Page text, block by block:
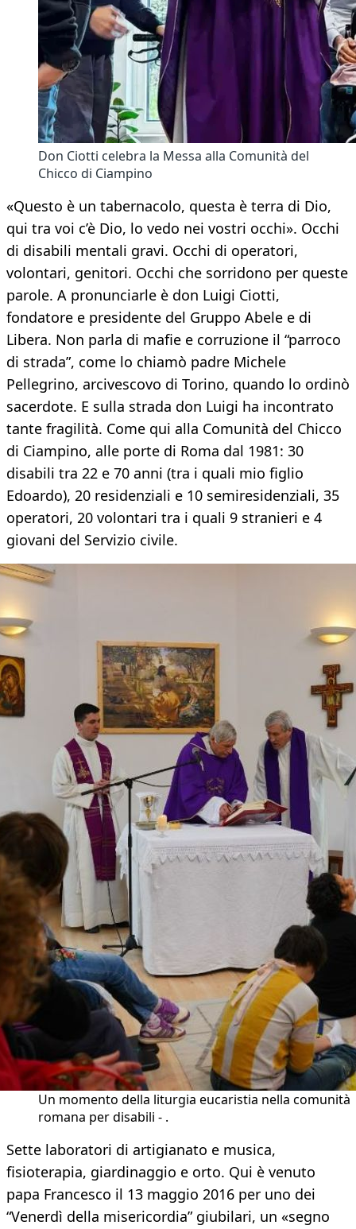
Don Ciotti celebra la Messa alla Comunità del
Chicco di Ciampino
«Questo è un tabernacolo, questa è terra di Dio,
qui tra voi c’è Dio, lo vedo nei vostri occhi». Occhi
di disabili mentali gravi. Occhi di operatori,
volontari, genitori. Occhi che sorridono per queste
parole. A pronunciarle è don Luigi Ciotti,
fondatore e presidente del Gruppo Abele e di
Libera. Non parla di mafie e corruzione il “parroco
di strada”, come lo chiamò padre Michele
Pellegrino, arcivescovo di Torino, quando lo ordinò
sacerdote. E sulla strada don Luigi ha incontrato
tante fragilità. Come qui alla Comunità del Chicco
di Ciampino, alle porte di Roma dal 1981: 30
disabili tra 22 e 70 anni (tra i quali mio figlio
Edoardo), 20 residenziali e 10 semiresidenziali, 35
operatori, 20 volontari tra i quali 9 stranieri e 4
giovani del Servizio civile.
Un momento della liturgia eucaristia nella comunità
romana per disabili - .
Sette laboratori di artigianato e musica,
fisioterapia, giardinaggio e orto. Qui è venuto
papa Francesco il 13 maggio 2016 per uno dei
“Venerdì della misericordia” giubilari, un «segno